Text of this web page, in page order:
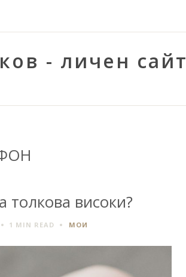
- личен сайт
високи?
ЗА
1 MIN READ МОИ